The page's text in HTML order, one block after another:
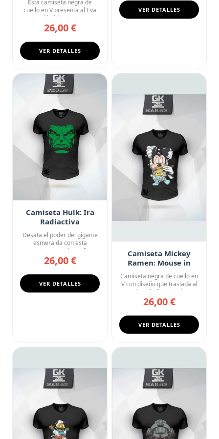
Esta camiseta negra de
cuello en V presenta al Eva
Unidad-01 en una
composici...
26,00 €
VER DETALLES
VER DETALLES
Camiseta Hulk: Ira
Radiactiva
Desata el poder del gigante
esmeralda con esta
camiseta negra de cuello en
V....
26,00 €
VER DETALLES
Camiseta Mickey
Ramen: Mouse in
Tokyo
Camiseta negra de cuello en
V con diseño que traslada al
ratón más famoso del...
26,00 €
VER DETALLES